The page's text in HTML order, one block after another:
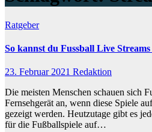
Ratgeber
So kannst du Fussball Live
23. Februar 2021 Redaktion
Die meisten Menschen schauen sich
Fernsehgerät an, wenn diese Spiele
gezeigt werden. Heutzutage gibt es
für die Fußballspiele auf…